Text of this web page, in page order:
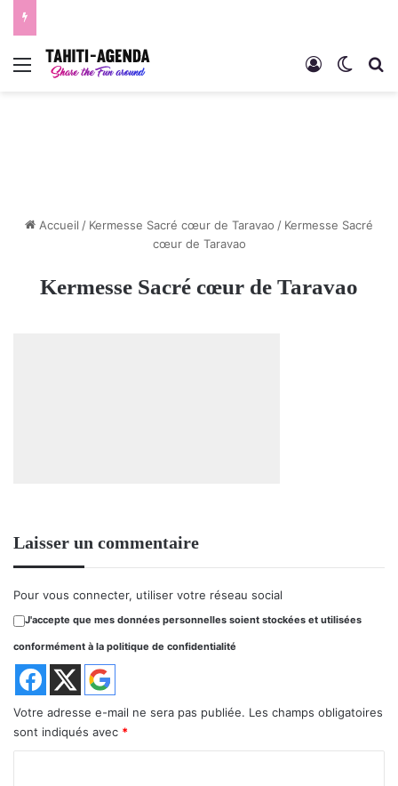
Menu Connexion
Accueil / Kermesse Sacré cœur de Taravao / Kermesse Sacré
cœur de Taravao
Kermesse Sacré cœur de Taravao
Laisser un commentaire
Pour vous connecter, utiliser votre réseau social
J'accepte que mes données personnelles soient stockées et utilisées
conformément à la politique de confidentialité
Votre adresse e-mail ne sera pas publiée. Les champs obligatoires
sont indiqués avec *